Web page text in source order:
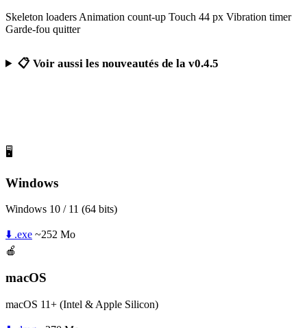
Skeleton loaders Animation count-up Touch 44 px Vibration timer
Garde-fou quitter
📋 Voir aussi les nouveautés de la v0.4.5
🖥️
Windows
Windows 10 / 11 (64 bits)
⬇️ .exe ~252 Mo
🍎
macOS
macOS 11+ (Intel & Apple Silicon)